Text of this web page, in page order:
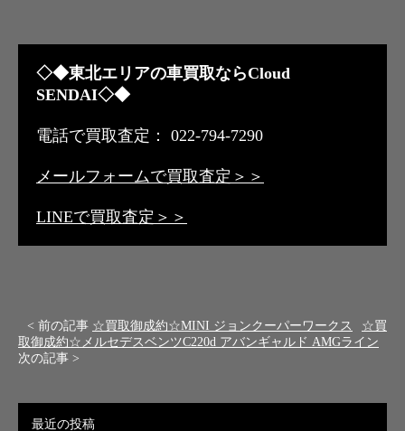
◇◆東北エリアの車買取ならCloud
SENDAI◇◆
電話で買取査定： 022-794-7290
メールフォームで買取査定＞＞
LINEで買取査定＞＞
< 前の記事 ☆買取御成約☆MINI ジョンクーパーワークス
☆買
取御成約☆メルセデスベンツC220d アバンギャルド AMGライン
次の記事 >
最近の投稿